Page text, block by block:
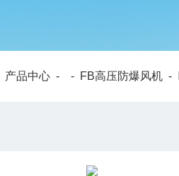
产品中心 - - FB高压防爆风机 -